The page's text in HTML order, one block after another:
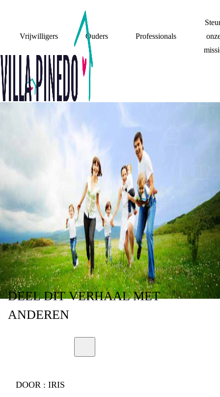
Vrijwilligers Ouders Professionals
ASSEPOESTER
DEELDIT VERHAALMET
ANDEREN
DOOR : IRIS